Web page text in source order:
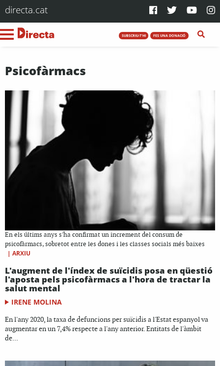
directa.cat
SUBSCRIU-T'HI FES UNA DONACIÓ
Psicofàrmacs
En els últims anys s'ha confirmat un increment del consum de
psicofàrmacs, sobretot entre les dones i les classes socials més baixes
| ARXIU
L'augment de l'índex de suïcidis posa en qüestió
l'aposta pels psicofàrmacs a l'hora de tractar la
salut mental
IRENE MOLINA
En l'any 2020, la taxa de defuncions per suïcidis a l'Estat espanyol va
augmentar en un 7,4% respecte a l'any anterior. Entitats de l'àmbit
de...